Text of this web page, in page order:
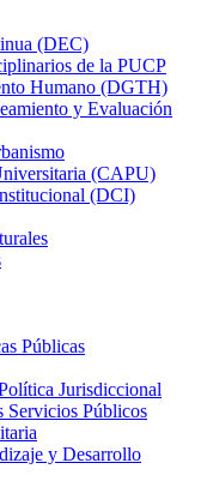
(DEC)
de la PUCP
Humano (DGTH)
y Evaluación
(CAPU)
(DCI)
Públicas
Jurisdiccional
Servicios Públicos
y Desarrollo